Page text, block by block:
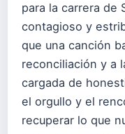
para la carrera de
contagioso y
que una canción
reconciliación y a
cargada de
el orgullo y el
recuperar lo que